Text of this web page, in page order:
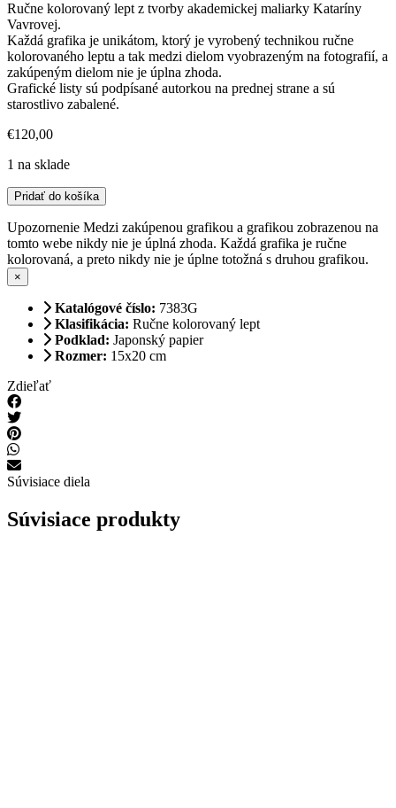
Ručne kolorovaný lept z tvorby akademickej maliarky Kataríny
Vavrovej.
Každá grafika je unikátom, ktorý je vyrobený technikou ručne
kolorovaného leptu a tak medzi dielom vyobrazeným na fotografií, a
zakúpeným dielom nie je úplna zhoda.
Grafické listy sú podpísané autorkou na prednej strane a sú
starostlivo zabalené.
€120,00
1 na sklade
množstvo
ANDERSEN
"Malá
morská
panna"
Pridať do košíka
Upozornenie Medzi zakúpenou grafikou a grafikou zobrazenou na
tomto webe nikdy nie je úplná zhoda. Každá grafika je ručne
kolorovaná, a preto nikdy nie je úplne totožná s druhou grafikou.
×
Katalógové číslo: 7383G
Klasifikácia: Ručne kolorovaný lept
Podklad: Japonský papier
Rozmer: 15x20 cm
Zdieľať
Súvisiace diela
Súvisiace produkty